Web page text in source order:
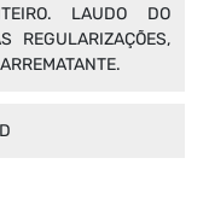
LAUDO DO
REGULARIZAÇÕES,